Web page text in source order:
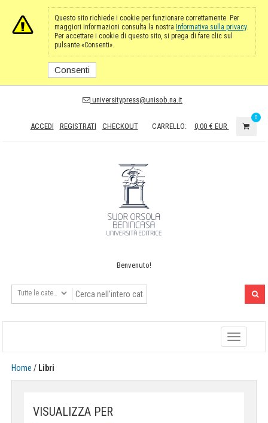
Questo sito richiede i cookie per funzionare correttamente. Per
maggiori informazioni consulta la nostra Informativa sulla privacy.
Per accettare i cookie di questo sito, si prega di fare clic sul
pulsante «Consenti».
Consenti
universitypress@unisob.na.it
ACCEDI REGISTRATI CHECKOUT CARRELLO: 0,00 € EUR
0
Benvenuto!
Toggle
navigation
Home / Libri
VISUALIZZA PER